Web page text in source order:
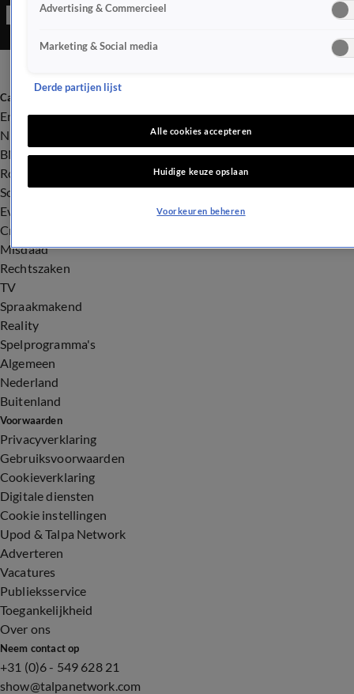
Categorieën
Entertainment
Nieuws
BN'ers
Royalty
Songfestival
Evenementen
Crime
Misdaad
Rechtszaken
TV
Spraakmakend
Reality
Spelprogramma's
Algemeen
Nederland
Buitenland
Voorwaarden
Privacyverklaring
Gebruiksvoorwaarden
Cookieverklaring
Digitale diensten
Cookie instellingen
Upod & Talpa Network
Adverteren
Vacatures
Publieksservice
Toegankelijkheid
Over ons
Neem contact op
+31 (0)6 - 549 628 21
show@talpanetwork.com
Advertising & Commercieel
Marketing & Social media
Derde partijen lijst
Alle cookies accepteren
Huidige keuze opslaan
Voorkeuren beheren